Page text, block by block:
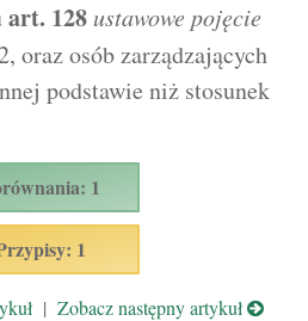
art. 128 ustawowe pojęcie
oraz osób zarządzających
podstawie niż stosunek
1
1
| Zobacz następny artykuł